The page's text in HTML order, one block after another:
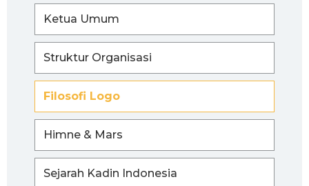
Ketua Umum
Struktur Organisasi
Filosofi Logo
Himne & Mars
Sejarah Kadin Indonesia